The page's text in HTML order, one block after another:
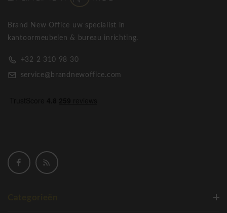
Brand New Office uw specialist in
kantoormeubelen & bureau inrichting.
+32 2 310 98 30
service@brandnewoffice.com